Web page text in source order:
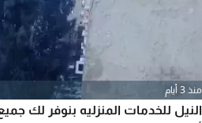
لدينا
منذ 3 أيام
النيل للخدمات المنزليه بنوفر لك